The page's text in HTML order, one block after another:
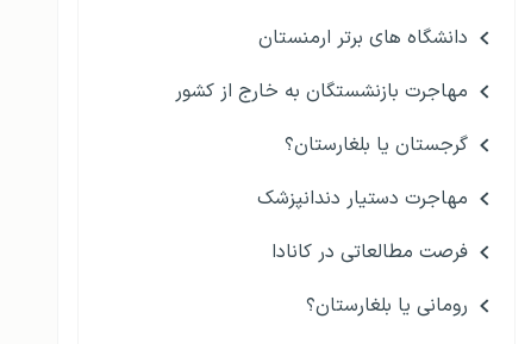
دانشگاه های برتر ارمنستان
مهاجرت بازنشستگان به خارج از کشور
گرجستان یا بلغارستان؟
مهاجرت دستیار دندانپزشک
فرصت مطالعاتی در کانادا
رومانی یا بلغارستان؟